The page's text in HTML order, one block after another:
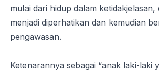
mulai dari hidup dalam ketidakjelasan,
menjadi diperhatikan dan kemudian
pengawasan.
Ketenarannya sebagai “anak laki-laki